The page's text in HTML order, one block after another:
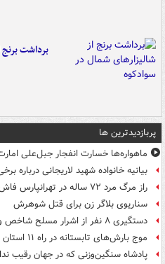
برداشت برنج
پربازدیدترین ها
ماهواره‌ها خسارت انفجار جبل‌علی امارت
بیانیه خانواده شهید لاریجانی درباره
راز مرگ مرد ۷۲ ساله در تهرانپارس فاش شد
سناریوی بلاگر زن برای قتل شوهرش
دستگیری ۸ نفر از اشرار مسلح شاخص و مرتبطین گروهک های تروریستی
موج بارش‌های تابستانه در راه ۱۱ استان
پادشاه سنگین‌وزنی که در جهان رقیب